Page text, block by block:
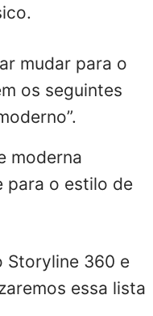
mudar para o
os seguintes
moderna
para o estilo de
Storyline 360 e
essa lista